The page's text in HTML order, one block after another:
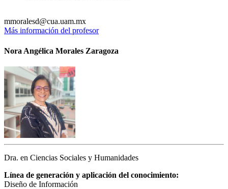
mmoralesd@cua.uam.mx
Más información del profesor
Nora Angélica Morales Zaragoza
Dra. en Ciencias Sociales y Humanidades
Línea de generación y aplicación del conocimiento:
Diseño de Información